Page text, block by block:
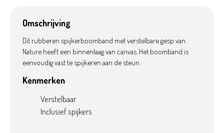
Omschrijving
Dit rubberen spijkerboomband met verstelbare gesp van
Nature heeft een binnenlaag van canvas. Het boomband is
eenvoudig vast te spijkeren aan de steun.
Kenmerken
Verstelbaar
Inclusief spijkers